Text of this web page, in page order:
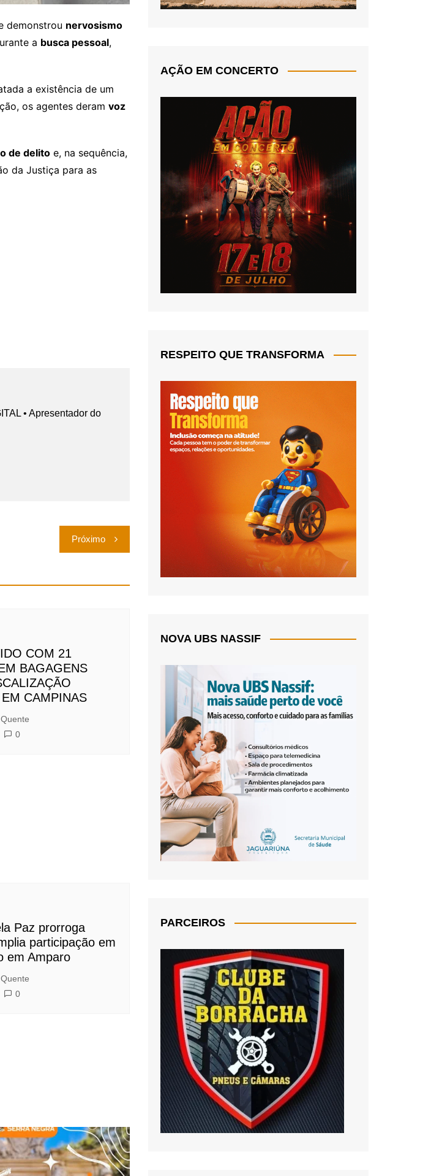
demonstrou nervosismo
a busca pessoal,
a existência de um
os agentes deram voz
de delito e, na sequência,
da Justiça para as
• Apresentador do
Próximo
COM 21
BAGAGENS
CAMPINAS
0
Paz prorroga
participação em
em Amparo
0
AÇÃO EM CONCERTO
RESPEITO QUE TRANSFORMA
NOVA UBS NASSIF
PARCEIROS